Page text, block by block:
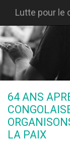
Lutte pour le
64 ANS
LA PAIX